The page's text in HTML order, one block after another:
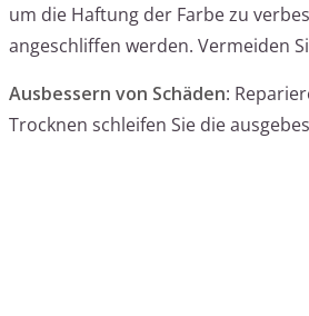
um die Haftung der Farbe zu
angeschliffen werden. Vermeiden
Ausbessern von Schäden:
Trocknen schleifen Sie die